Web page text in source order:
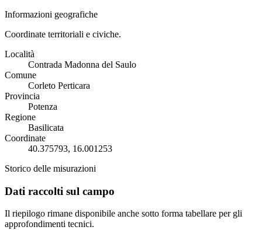
Informazioni geografiche
Coordinate territoriali e civiche.
Località
Contrada Madonna del Saulo
Comune
Corleto Perticara
Provincia
Potenza
Regione
Basilicata
Coordinate
40.375793, 16.001253
Storico delle misurazioni
Dati raccolti sul campo
Il riepilogo rimane disponibile anche sotto forma tabellare per gli
approfondimenti tecnici.